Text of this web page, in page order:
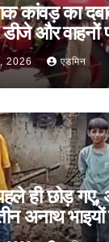
कांवड़ का
और वाहनों
2026 एडमिन
ही छोड़ गए,
अनाथ